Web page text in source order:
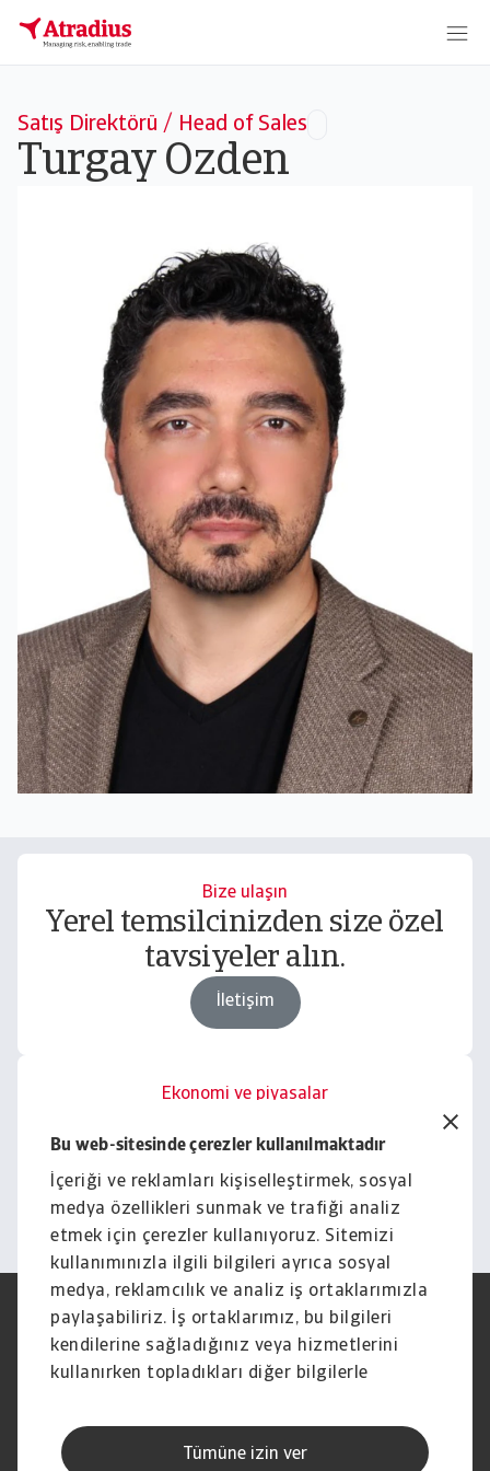
Bu web-sitesinde çerezler kullanılmaktadır
İçeriği ve reklamları kişiselleştirmek, sosyal
medya özellikleri sunmak ve trafiği analiz
etmek için çerezler kullanıyoruz. Sitemizi
kullanımınızla ilgili bilgileri ayrıca sosyal
medya, reklamcılık ve analiz iş ortaklarımızla
paylaşabiliriz. İş ortaklarımız, bu bilgileri
kendilerine sağladığınız veya hizmetlerini
kullanırken topladıkları diğer bilgilerle
Tümüne izin ver
Satış Direktörü / Head of Sales
Turgay Ozden
Bize ulaşın
Yerel temsilcinizden size özel
tavsiyeler alın.
İletişim
Ekonomi ve piyasalar
haberlerle güçlendirin.
Keşfet
Yasal Uyarı
Gizlilik Beyanımız
Çerez Bilgileri
Phishing ve Güvenlik
Tedarikçi Bilgisi
Sorumluluk reddi
Hak Sahiplerince Aranmayan
Paralar